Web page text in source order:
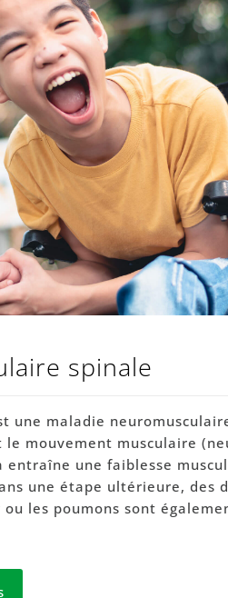
spinale
une maladie
mouvement musculaire
entraîne une faiblesse
une étape ultérieure, des
les poumons sont